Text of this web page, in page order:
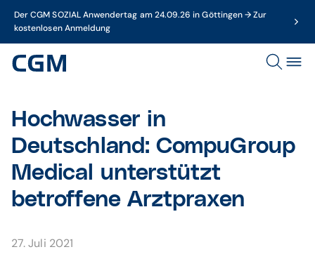
Der CGM SOZIAL Anwendertag am 24.09.26 in Göttingen → Zur
kostenlosen Anmeldung
Hochwasser in
Deutschland: CompuGroup
Medical unterstützt
betroffene Arztpraxen
27. Juli 2021